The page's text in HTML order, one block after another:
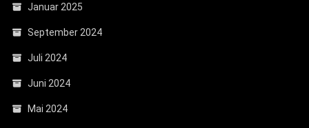
Januar 2025
September 2024
Juli 2024
Juni 2024
Mai 2024